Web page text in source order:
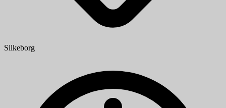
Silkeborg